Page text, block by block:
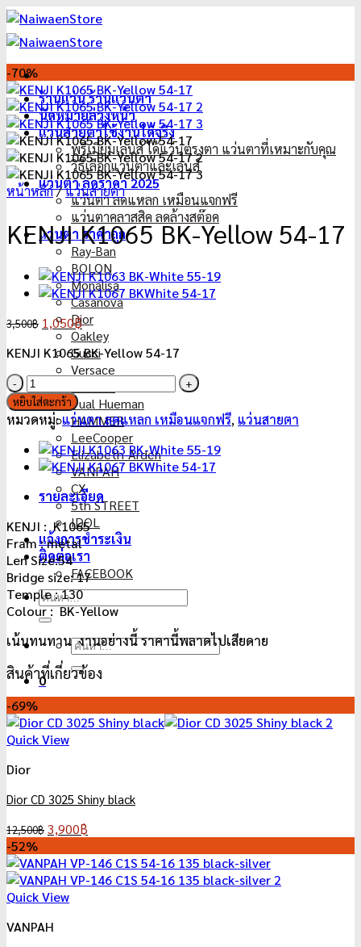
ข้าม
ไป
ยัง
เนื้อหา
ร้านแว่น ร้านแว่นตา
นัดหมายล่วงหน้า
แว่นสายตาใช้งานได้จริง
พรีเมี่ยมเลนส์ ได้แว่นตรงตา แว่นตาที่เหมาะกับคุณ
วิธีเลือกแว่นตาและเลนส์
แว่นตา ลดราคา 2025
แว่นตา ลดแหลก เหมือนแจกฟรี
แว่นตาคลาสสิค ลดล้างสต๊อค
แว่นตา ราคาถูก
Ray-Ban
BOLON
Monalisa
Casanova
Dior
Oakley
Gucci
Versace
Pual Hueman
HAMMER
LeeCooper
Elizabeth-Arden
VANPAH
CX
5th STREET
IDOL
แจ้งการชำระเงิน
ติดต่อเรา
FACEBOOK
ค้นหา:
ค้นหา:
0
-70%
หน้าหลัก/แว่นสายตา
KENJI K1065 BK-Yellow 54-17
3,500฿ Original
price
was:
3,500฿.
1,050฿Current
price
is:
1,050฿.
KENJI K1065 BK-Yellow 54-17
จำนวน
KENJI
K1065
Yellow
54-
ชิ้น
หยิบใส่ตะกร้า
หมวดหมู่:แว่นตา ลดแหลก เหมือนแจกฟรี, แว่นสายตา
รายละเอียด
KENJI : K1065
Fram : metal
Len Size:54
Bridge size: 17
Temple : 130
Colour : BK-Yellow
เน้นทนทาน งานอย่างนี้ ราคานี้พลาดไปเสียดาย
สินค้าที่เกี่ยวข้อง
-69%
Quick View
Dior
Dior CD 3025 Shiny black
12,500฿ Original
was:
12,500฿.
3,900฿
is:
3,900฿.
-52%
Quick View
VANPAH